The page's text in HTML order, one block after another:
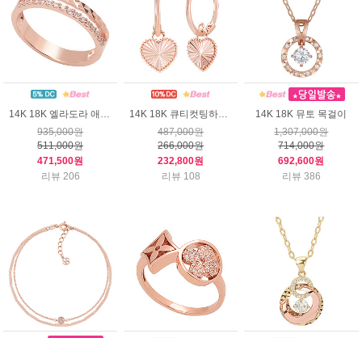
14K 18K 엘라도라 애끼반지
935,000원
511,000원
471,500원
리뷰 206
14K 18K 큐티컷팅하트 귀걸이
487,000원
266,000원
232,800원
리뷰 108
14K 18K 뮤토 목걸이
1,307,000원
714,000원
692,600원
리뷰 386